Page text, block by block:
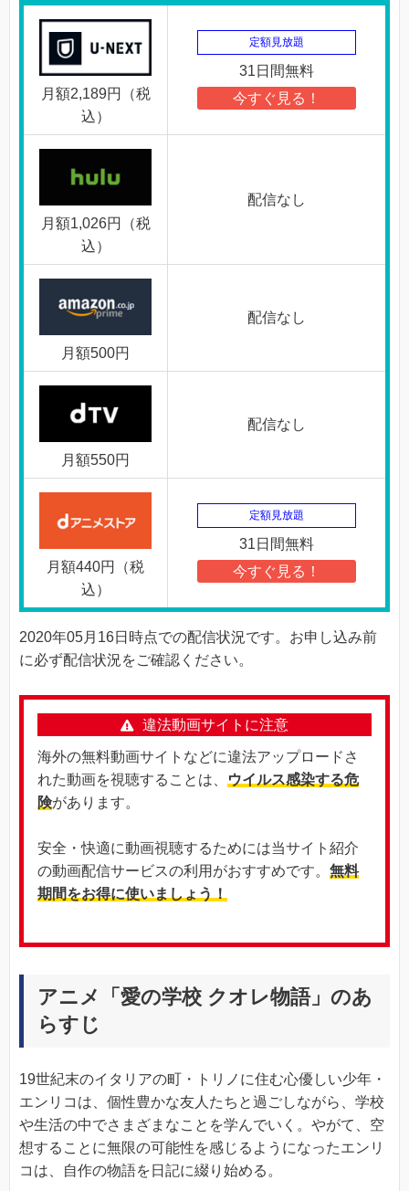
月額2,189円（税
込）
定額見放題
31日間無料
今すぐ見る！
月額1,026円（税
込）
配信なし
月額500円
配信なし
月額550円
配信なし
月額440円（税
込）
定額見放題
31日間無料
今すぐ見る！
2020年05月16日時点での配信状況です。お申し込み前
に必ず配信状況をご確認ください。
違法動画サイトに注意
海外の無料動画サイトなどに違法アップロードさ
れた動画を視聴することは、
ウイルス感染する危
険があります。
安全・快適に動画視聴するためには当サイト紹介
の動画配信サービスの利用がおすすめです。 無料
期間をお得に使いましょう！
アニメ「愛の学校 クオレ物語」のあ
らすじ
19世紀末のイタリアの町・トリノに住む心優しい少年・
エンリコは、個性豊かな友人たちと過ごしながら、学校
や生活の中でさまざまなことを学んでいく。やがて、空
想することに無限の可能性を感じるようになったエンリ
コは、自作の物語を日記に綴り始める。